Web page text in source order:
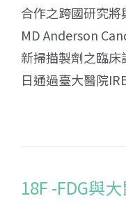
合作之跨國研究將
MD Anderson
新掃描製劑之臨
日通過臺大醫院
18F -FDG與